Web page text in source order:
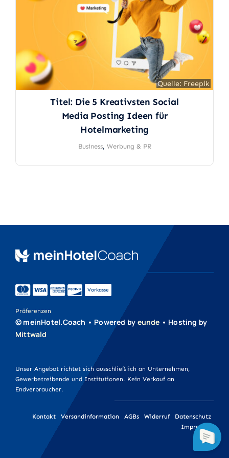
Quelle: Freepik
Titel: Die 5 Kreativsten Social
Media Posting Ideen für
Hotelmarketing
Business, Werbung & PR
Vorkasse
Präferenzen
© meinHotel.Coach • Powered by eunde • Hosting by
Mittwald
Unser Angebot richtet sich ausschließlich an Unternehmen,
Gewerbetreibende und Institutionen. Kein Verkauf an
Endverbraucher.
Kontakt Versandinformation AGBs Widerruf
Datenschutz
Impressum
Werbetechnik